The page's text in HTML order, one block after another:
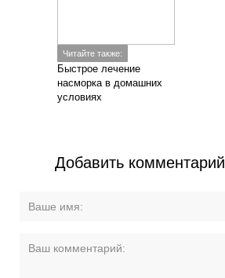
Читайте также:
Быстрое лечение
насморка в домашних
условиях
Добавить комментарий